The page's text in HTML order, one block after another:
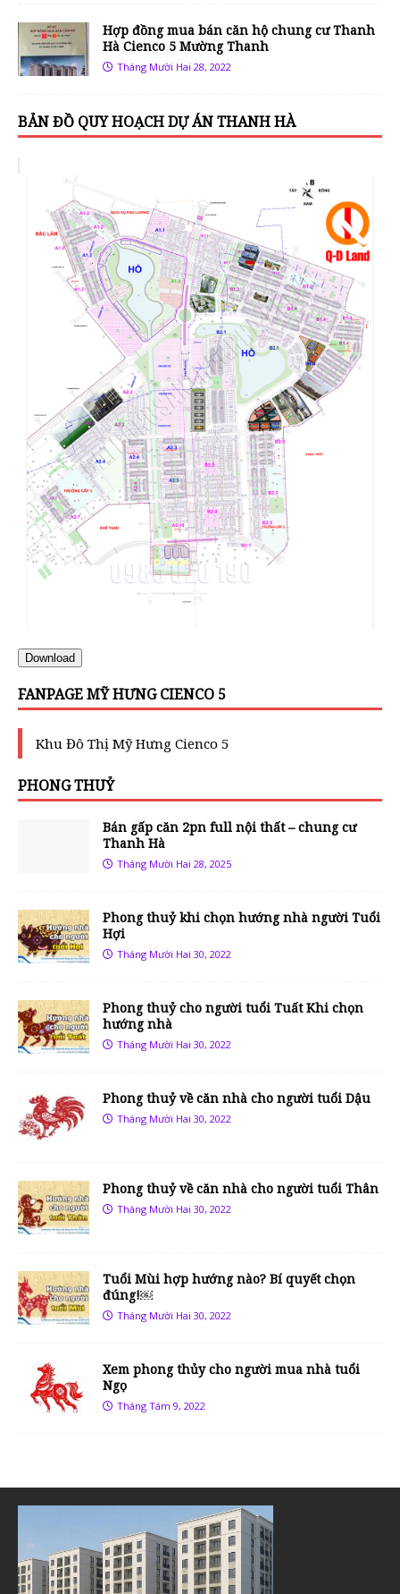
Hợp đồng mua bán căn hộ chung cư Thanh
Hà Cienco 5 Mường Thanh
Tháng Mười Hai 28, 2022
BẢN ĐỒ QUY HOẠCH DỰ ÁN THANH HÀ
Download
FANPAGE MỸ HƯNG CIENCO 5
Khu Đô Thị Mỹ Hưng Cienco 5
PHONG THUỶ
Bán gấp căn 2pn full nội thất – chung cư
Thanh Hà
Tháng Mười Hai 28, 2025
Phong thuỷ khi chọn hướng nhà người Tuổi
Hợi
Tháng Mười Hai 30, 2022
Phong thuỷ cho người tuổi Tuất Khi chọn
hướng nhà
Tháng Mười Hai 30, 2022
Phong thuỷ về căn nhà cho người tuổi Dậu
Tháng Mười Hai 30, 2022
Phong thuỷ về căn nhà cho người tuổi Thân
Tháng Mười Hai 30, 2022
Tuổi Mùi hợp hướng nào? Bí quyết chọn
đúng!￼
Tháng Mười Hai 30, 2022
Xem phong thủy cho người mua nhà tuổi
Ngọ
Tháng Tám 9, 2022